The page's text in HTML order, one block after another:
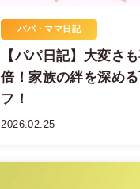
パパ・ママ日記
【パパ日記】大変さ
倍！家族の絆を深め
フ！
2026.02.25